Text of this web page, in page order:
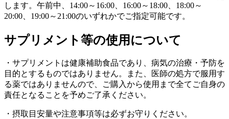
します。午前中、14:00～16:00、16:00～18:00、18:00～
20:00、19:00～21:00のいずれかでご指定可能です。
サプリメント等の使用について
・サプリメントは健康補助食品であり、病気の治療・予防を
目的とするものではありません。また、医師の処方で服用す
る薬ではありませんので、ご購入から使用まで全てご自身の
責任となることを予めご了承ください。
・摂取目安量や注意事項等は必ずお守りください。